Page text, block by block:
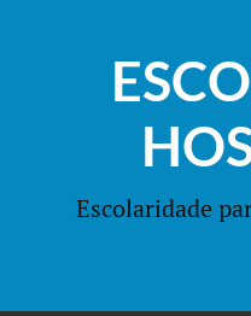
Escolaridade